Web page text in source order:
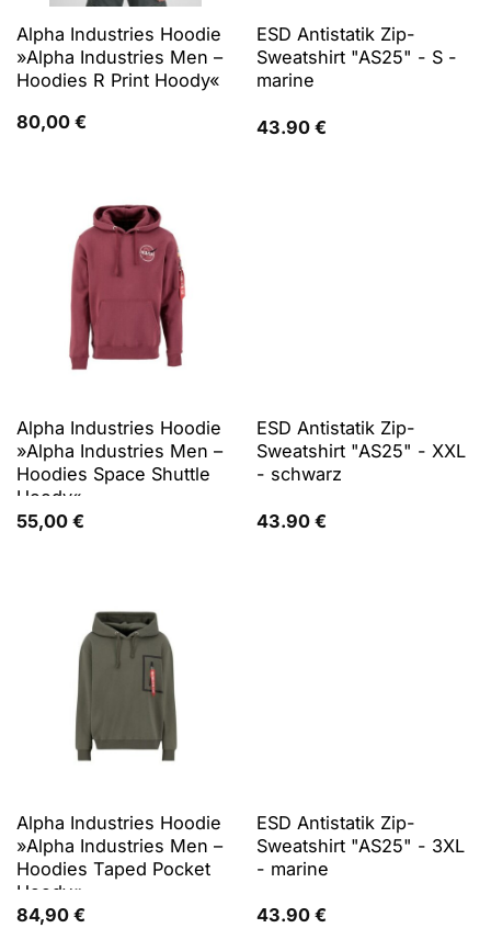
Alpha Industries Hoodie
»Alpha Industries Men –
Hoodies R Print Hoody«
80,00 €
ESD Antistatik Zip-
Sweatshirt "AS25" - S -
marine
43.90 €
Alpha Industries Hoodie
»Alpha Industries Men –
Hoodies Space Shuttle
Hoody«
55,00 €
ESD Antistatik Zip-
Sweatshirt "AS25" - XXL
- schwarz
43.90 €
Alpha Industries Hoodie
»Alpha Industries Men –
Hoodies Taped Pocket
Hoody«
84,90 €
ESD Antistatik Zip-
Sweatshirt "AS25" - 3XL
- marine
43.90 €